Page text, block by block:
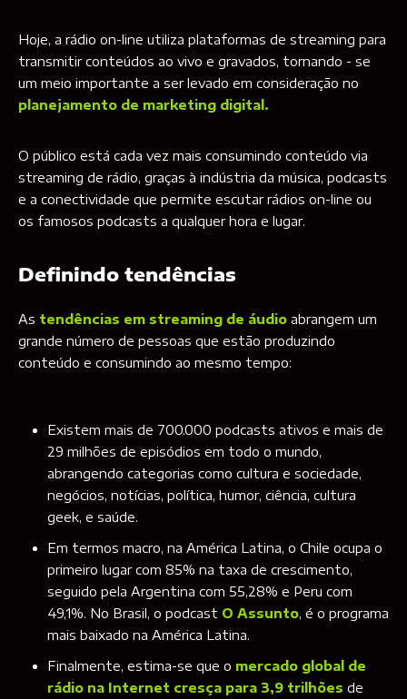
Hoje, a rádio on-line utiliza plataformas de streaming para
transmitir conteúdos ao vivo e gravados, tornando - se
um meio importante a ser levado em consideração no
planejamento de marketing digital.
O público está cada vez mais consumindo conteúdo via
streaming de rádio, graças à indústria da música, podcasts
e a conectividade que permite escutar rádios on-line ou
os famosos podcasts a qualquer hora e lugar.
Definindo tendências
As tendências em streaming de áudio abrangem um
grande número de pessoas que estão produzindo
conteúdo e consumindo ao mesmo tempo:
Existem mais de 700.000 podcasts ativos e mais de
29 milhões de episódios em todo o mundo,
abrangendo categorias como cultura e sociedade,
negócios, notícias, política, humor, ciência, cultura
geek, e saúde.
Em termos macro, na América Latina, o Chile ocupa o
primeiro lugar com 85% na taxa de crescimento,
seguido pela Argentina com 55,28% e Peru com
49,1%. No Brasil, o podcast O Assunto, é o programa
mais baixado na América Latina.
Finalmente, estima-se que o mercado global de
rádio na Internet cresça para 3,9 trilhões de